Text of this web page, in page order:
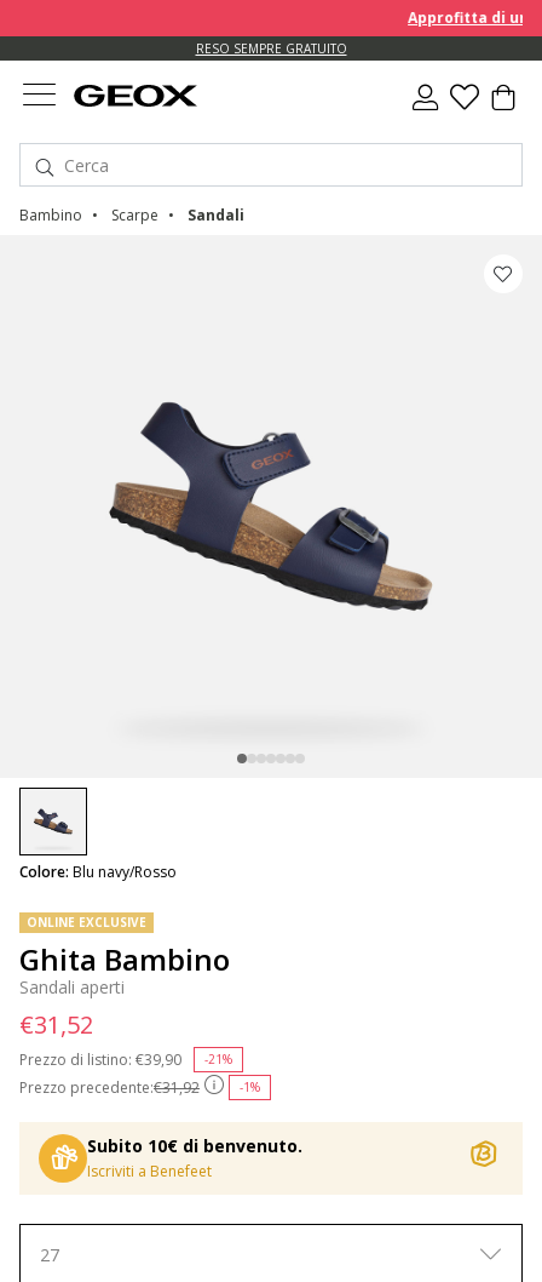
Approfitta di un
RESO SEMPRE GRATUITO
Bambino Scarpe Sandali
ONLINE EXCLUSIVE
Ghita Bambino
Sandali aperti
Prezzo precedente:€31,92 -1%
Prezzo di listino: Price reduced from
€39,90 -21%
€31,52
Subito 10€ di benvenuto.
Iscriviti a Benefeet
Colore: Blu navy/Rosso
selected
27